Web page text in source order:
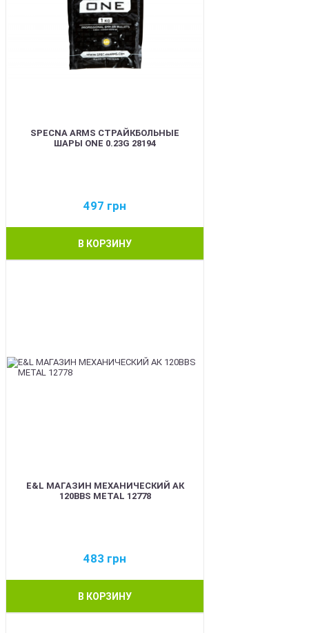
SPECNA ARMS СТРАЙКБОЛЬНЫЕ
ШАРЫ ONE 0.23G 28194
497 грн
В КОРЗИНУ
E&L МАГАЗИН МЕХАНИЧЕСКИЙ АК
120BBS METAL 12778
483 грн
В КОРЗИНУ